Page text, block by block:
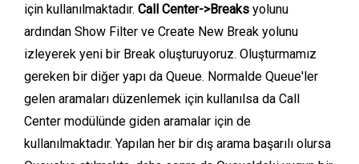
için kullanılmaktadır. Call Center->Breaks yolunu
ardından Show Filter ve Create New Break yolunu
izleyerek yeni bir Break oluşturuyoruz. Oluşturmamız
gereken bir diğer yapı da Queue. Normalde Queue'ler
gelen aramaları düzenlemek için kullanılsa da Call
Center modülünde giden aramalar için de
kullanılmaktadır. Yapılan her bir dış arama başarılı olursa